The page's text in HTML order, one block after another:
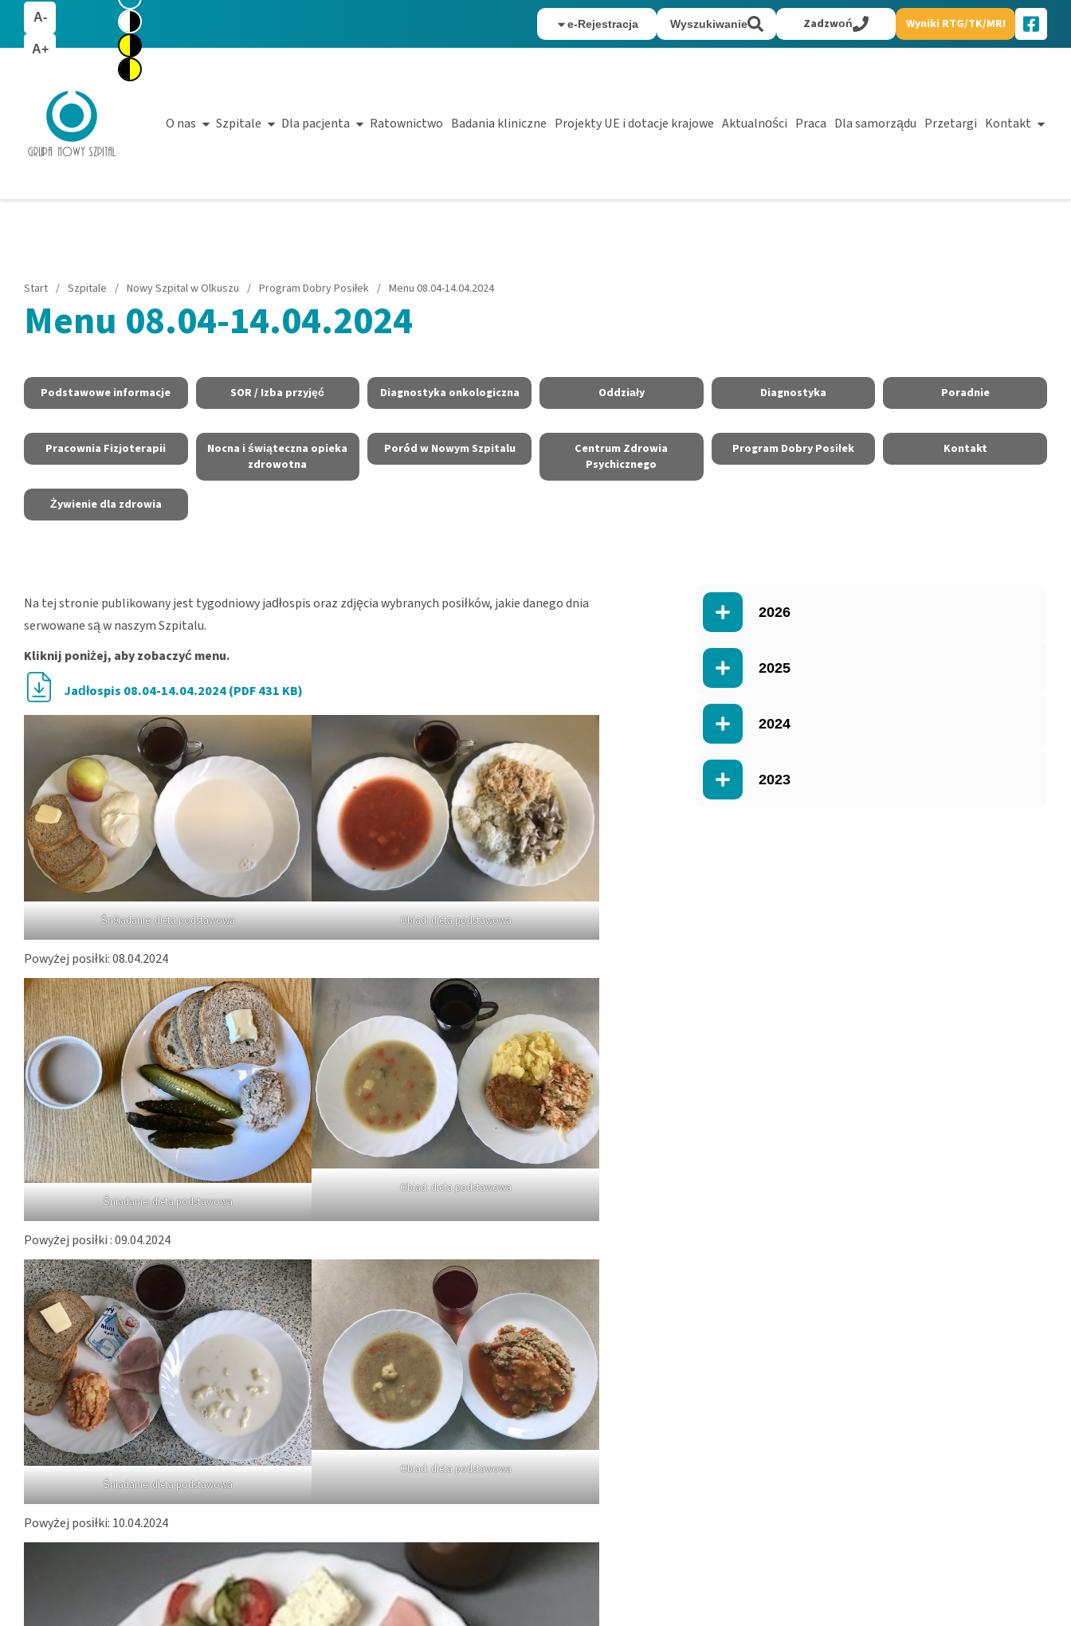
A-
A+
e-Rejestracja Wyszukiwanie Zadzwoń Wyniki RTG/TK/MRI
O nas Szpitale Dla pacjenta Ratownictwo Badania kliniczne Projekty UE i dotacje krajowe Aktualności Praca Dla samorządu Przetargi Kontakt
Start / Szpitale / Nowy Szpital w Olkuszu / Program Dobry Posiłek / Menu 08.04-14.04.2024
Menu 08.04-14.04.2024
Podstawowe informacje SOR / Izba przyjęć Diagnostyka onkologiczna Oddziały Diagnostyka Poradnie
Pracownia Fizjoterapii
Nocna i świąteczna opieka
zdrowotna
Poród w Nowym Szpitalu
Centrum Zdrowia
Psychicznego
Program Dobry Posiłek Kontakt
Żywienie dla zdrowia
Na tej stronie publikowany jest tygodniowy jadłospis oraz zdjęcia wybranych posiłków, jakie danego dnia
serwowane są w naszym Szpitalu.
Kliknij poniżej, aby zobaczyć menu.
Jadłospis 08.04-14.04.2024 (PDF 431 KB)
Śn9iadanie: dieta podstawowa Obiad: dieta podstawowa
Powyżej posiłki: 08.04.2024
Śniadanie: dieta podstawowa
Obiad: dieta podstawowa
Powyżej posiłki : 09.04.2024
Śniadanie: dieta podstawowa
Obiad: dieta podstawowa
Powyżej posiłki: 10.04.2024
2026
2025
2024
2023